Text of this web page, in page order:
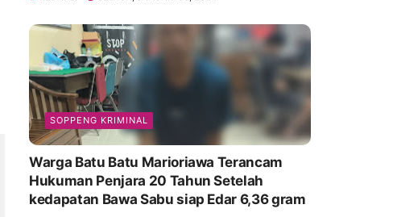
SOPPENG KRIMINAL
Warga Batu Batu Marioriawa Terancam
Hukuman Penjara 20 Tahun Setelah
kedapatan Bawa Sabu siap Edar 6,36 gram